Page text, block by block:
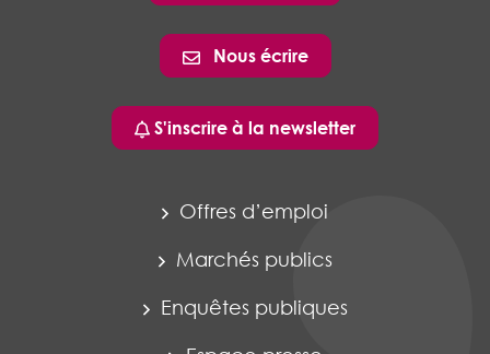
Nous écrire
S'inscrire à la newsletter
Offres d’emploi
Marchés publics
Enquêtes publiques